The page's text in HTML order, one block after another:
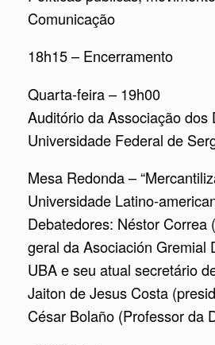
Comunicação
18h15 – Encerramento
Quarta-feira – 19h00
Auditório da Associação dos
Universidade Federal de
Mesa Redonda –
Universidade Latino-
Debatedores: Néstor Correa
geral da Asociación Gremial
UBA e seu atual secretário
Jaiton de Jesus Costa
César Bolaño (Professor da